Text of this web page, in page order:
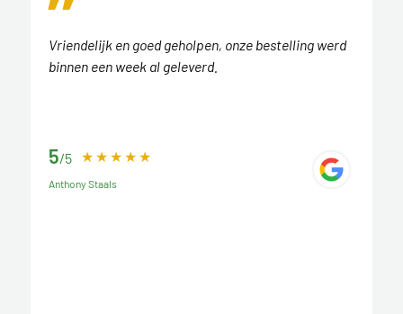
Vriendelijk en goed geholpen, onze bestelling werd
binnen een week al geleverd.
5/5
Anthony Staals